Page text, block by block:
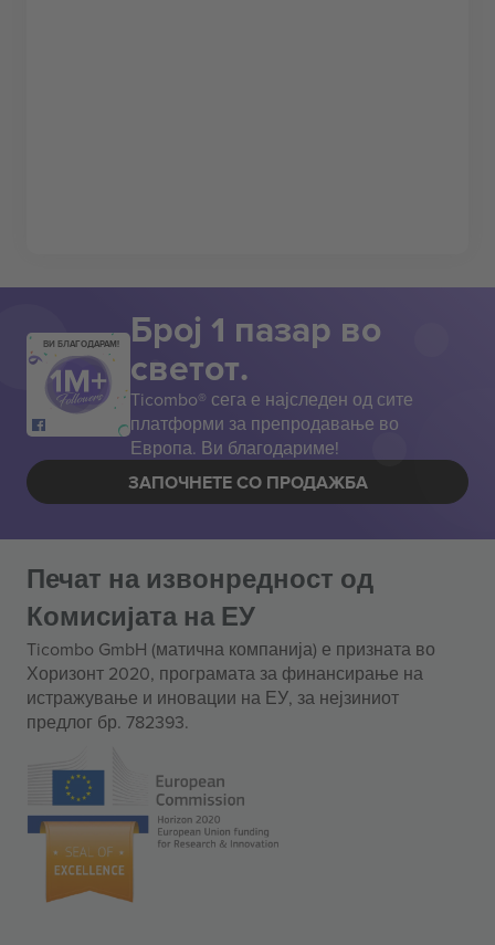
ВИ БЛАГОДАРАМ! Број 1 пазар во
светот.
Ticombo® сега е најследен од сите
платформи за препродавање во
Европа. Ви благодариме!
ЗАПОЧНЕТЕ СО ПРОДАЖБА
Печат на извонредност од
Комисијата на ЕУ
Ticombo GmbH (матична компанија) е призната во
Хоризонт 2020, програмата за финансирање на
истражување и иновации на ЕУ, за нејзиниот
предлог бр. 782393.